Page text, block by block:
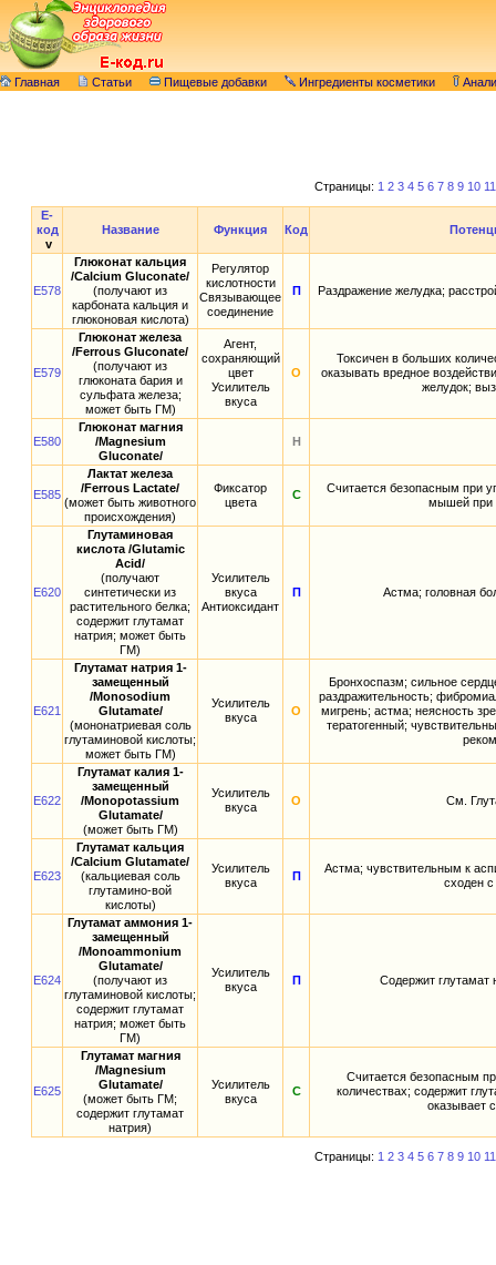
Главная Статьи Пищевые добавки Ингредиенты косметики
Страницы: 1 2 3 4 5 6 7 8 9 10 11
E-
код
v
Название Функция Код
E578
Глюконат кальция
/Calcium Gluconate/
(получают из
карбоната кальция и
глюконовая кислота)
Регулятор
кислотности
Связывающее
соединение
П Раздражение желудка;
E579
Глюконат железа
/Ferrous Gluconate/
(получают из
глюконата бария и
сульфата железа;
может быть ГМ)
Агент,
сохраняющий
цвет
Усилитель
вкуса
О
Токсичен в больших
оказывать вредное
желудок;
E580
Глюконат магния
/Magnesium
Gluconate/
Н
E585
Лактат железа
/Ferrous Lactate/
(может быть животного
происхождения)
Фиксатор
цвета
С
Считается безопасным при
мышей при
E620
Глутаминовая
кислота /Glutamic
Acid/
(получают
синтетически из
растительного белка;
содержит глутамат
натрия; может быть
ГМ)
Усилитель
вкуса
Антиоксидант
П Астма; головная
E621
Глутамат натрия 1-
замещенный
/Monosodium
Glutamate/
(мононатриевая соль
глутаминовой кислоты;
может быть ГМ)
Усилитель
вкуса
О
Бронхоспазм; сильное
раздражительность;
мигрень; астма; неясность
тератогенный;
E622
Глутамат калия 1-
замещенный
/Monopotassium
Glutamate/
(может быть ГМ)
Усилитель
вкуса
О См.
E623
Глутамат кальция
/Calcium Glutamate/
(кальциевая соль
глутамино-вой
кислоты)
Усилитель
вкуса
П
Астма; чувствительным к
сходен
E624
Глутамат аммония 1-
замещенный
/Monoammonium
Glutamate/
(получают из
глутаминовой кислоты;
содержит глутамат
натрия; может быть
ГМ)
Усилитель
вкуса
П Содержит глутамат
E625
Глутамат магния
/Magnesium
Glutamate/
(может быть ГМ;
содержит глутамат
натрия)
Усилитель
вкуса
С
Считается безопасным
количествах; содержит
оказывает
Страницы: 1 2 3 4 5 6 7 8 9 10 11